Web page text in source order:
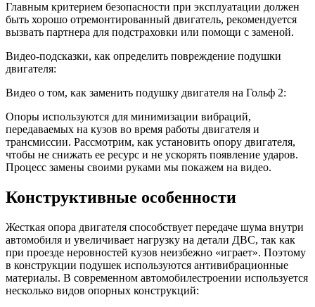
Главным критерием безопасности при эксплуатации должен
быть хорошо отремонтированный двигатель, рекомендуется
вызвать партнера для подстраховки или помощи с заменой.
Видео-подсказки, как определить повреждение подушки
двигателя:
Видео о том, как заменить подушку двигателя на Гольф 2:
Опоры используются для минимизации вибраций,
передаваемых на кузов во время работы двигателя и
трансмиссии. Рассмотрим, как установить опору двигателя,
чтобы не снижать ее ресурс и не ускорять появление ударов.
Процесс замены своими руками мы покажем на видео.
Конструктивные особенности
Жесткая опора двигателя способствует передаче шума внутри
автомобиля и увеличивает нагрузку на детали ДВС, так как
при проезде неровностей кузов неизбежно «играет». Поэтому
в конструкции подушек используются антивибрационные
материалы. В современном автомобилестроении используется
несколько видов опорных конструкций: